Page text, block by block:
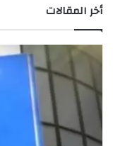
أخر المقالات